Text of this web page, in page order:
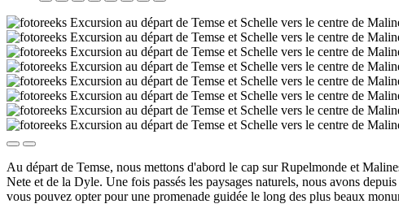
Au départ de Temse, nous mettons d'abord le cap sur Rupelmonde et
Nete et de la Dyle. Une fois passés les paysages naturels, nous avons
vous pouvez opter pour une promenade guidée le long des plus beaux